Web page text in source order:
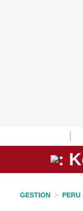
GESTION > PERU